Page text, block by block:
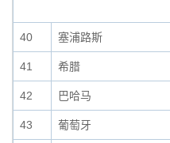
40 塞浦路斯
41 希腊
42 巴哈马
43 葡萄牙